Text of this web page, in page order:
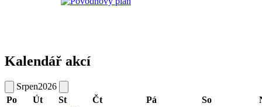
Kalendář akcí
Srpen2026
Po
Út St Čt Pá So